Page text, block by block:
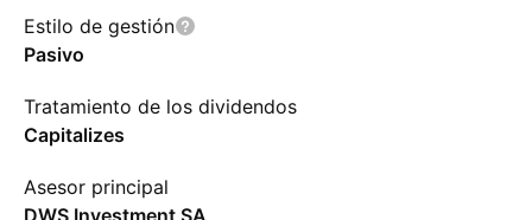
Estilo de gestión
Pasivo
Tratamiento de los dividendos
Capitalizes
Asesor principal
DWS Investment SA